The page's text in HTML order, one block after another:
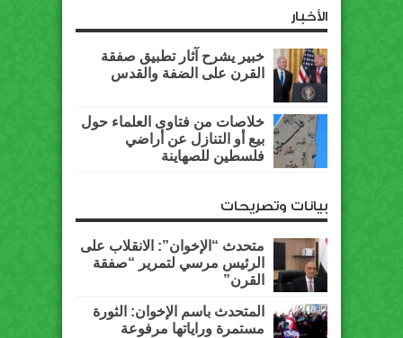
الأخبار
خبير يشرح آثار تطبيق صفقة
القرن على الضفة والقدس
خلاصات من فتاوى العلماء حول
بيع أو التنازل عن أراضي
فلسطين للصهاينة
بيانات وتصريحات
متحدث “الإخوان”: الانقلاب على
الرئيس مرسي لتمرير “صفقة
القرن”
المتحدث باسم الإخوان: الثورة
مستمرة وراياتها مرفوعة